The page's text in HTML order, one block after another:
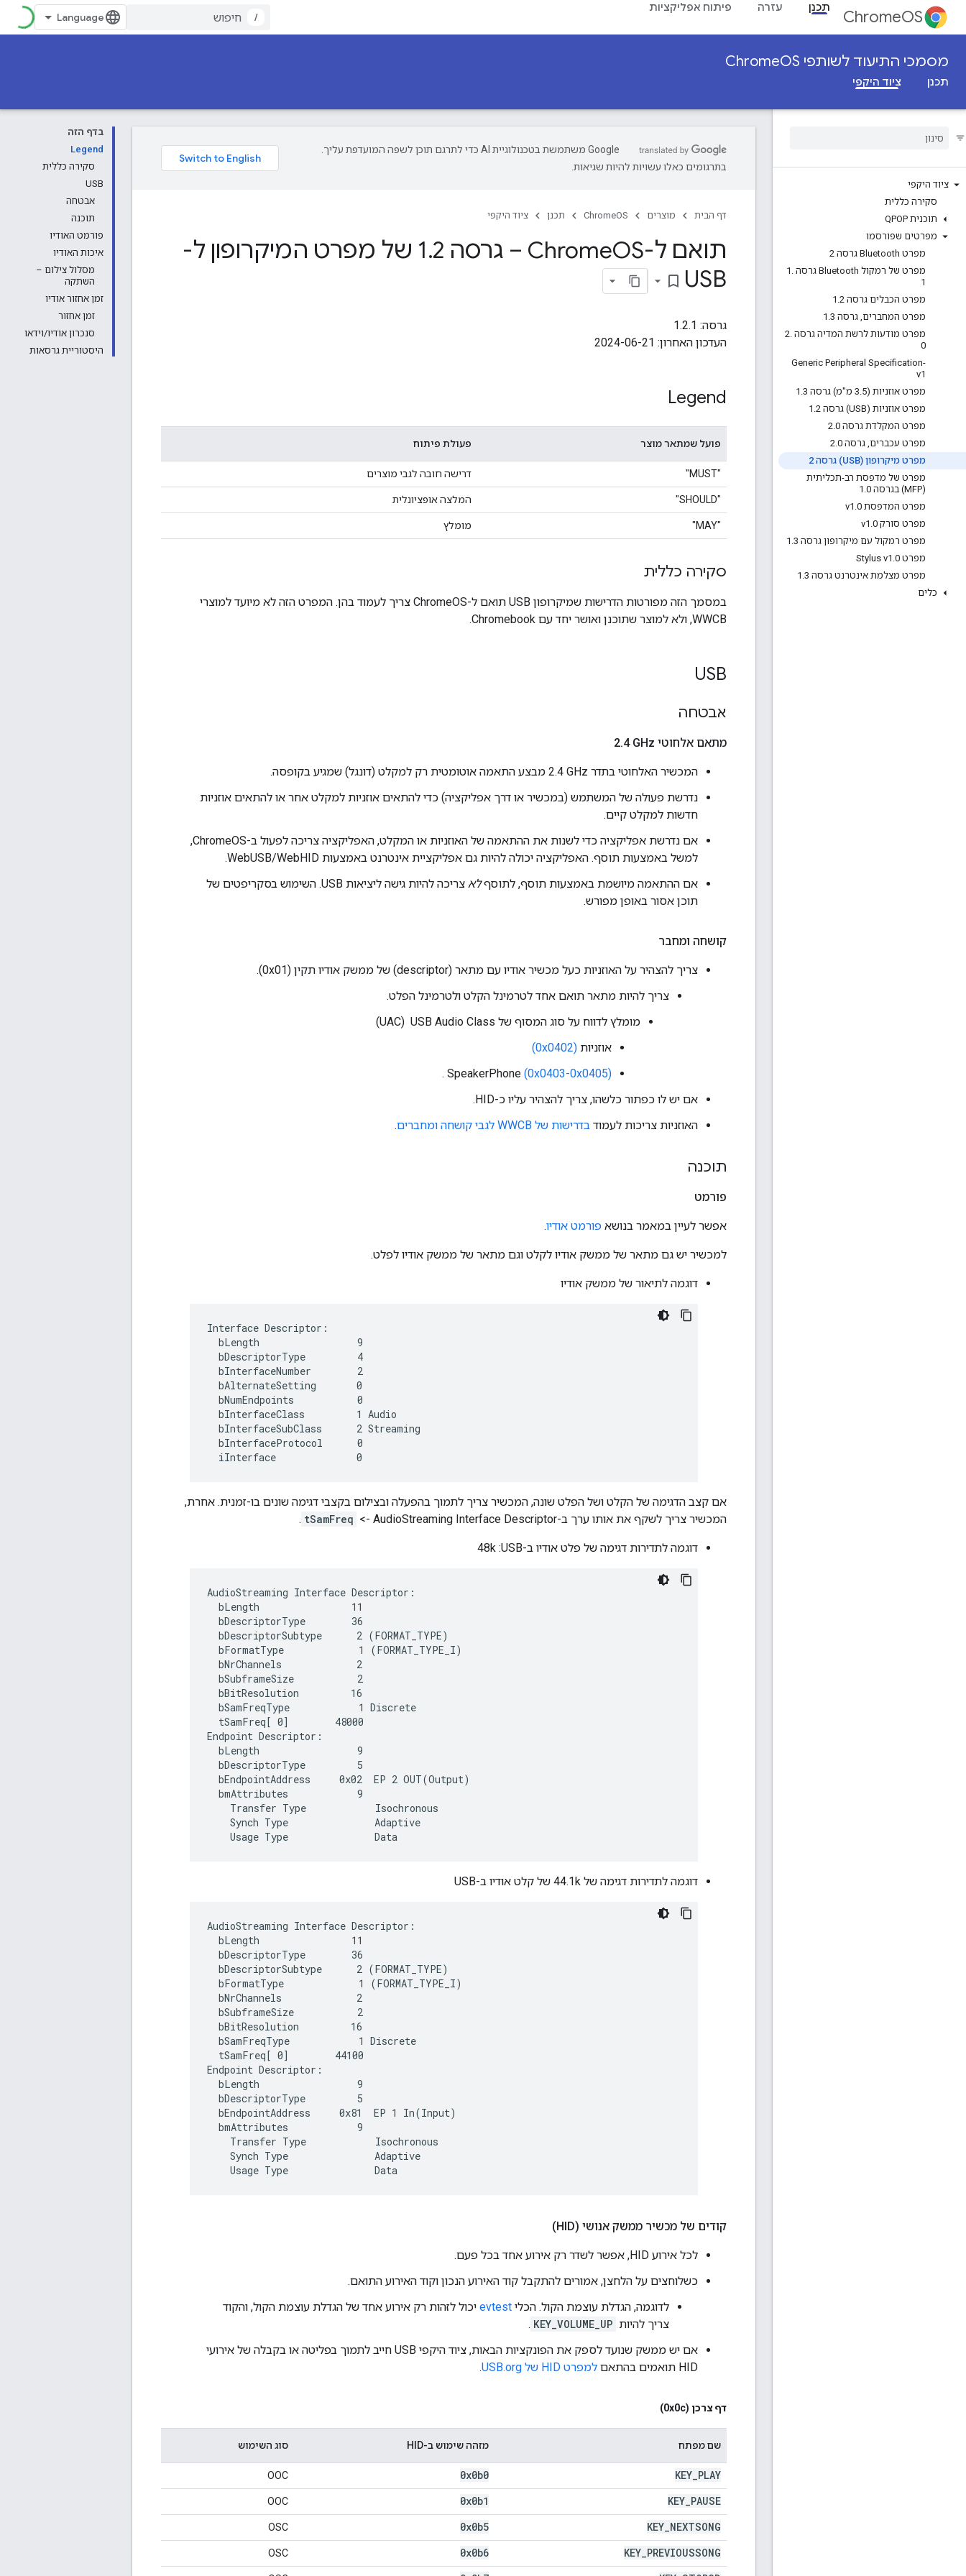
ChromeOS תכנן עזרה פיתוח אפליקציות
/
מסמכי התיעוד לשותפי ChromeOS
תכנן ציוד היקפי
ציוד היקפי
סקירה כללית
תוכנית QPOP
מפרטים שפורסמו
מפרט Bluetooth גרסה 2
מפרט של רמקול Bluetooth גרסה 1
.
1
מפרט הכבלים גרסה 1
.2
מפרט המחברים, גרסה 1 .3
מפרט מודעות לרשת המדיה גרסה 2 .
0
Generic Peripheral Specification-
v1
מפרט אוזניות (3 .5 מ"מ) גרסה 1 .3
מפרט אוזניות (USB) גרסה 1
.2
מפרט המקלדת גרסה 2
.0
מפרט עכברים, גרסה 2 .0
מפרט מיקרופון (USB) גרסה 2
מפרט של מדפסת רב-תכליתית
(MFP) בגרסה 1
.0
מפרט המדפסת v1
.0
מפרט סורק v1
.0
מפרט רמקול עם מיקרופון גרסה 1
.3
מפרט Stylus v1
.0
מפרט מצלמת אינטרנט גרסה 1
.3
כלים
בדף הזה
Legend
סקירה כללית
USB
אבטחה
תוכנה
פורמט האודיו
איכות האודיו
מסלול צילום –
השתקה
זמן אחזור אודיו
זמן אחזור
סנכרון אודיו/וידאו
היסטוריית גרסאות
‫Google משתמשת בטכנולוגיית AI כדי לתרגם תוכן לשפה המועדפת עליך.
בתרגומים כאלו עשויות להיות שגיאות.
דף הבית מוצרים ChromeOS תכנן ציוד היקפי
תואם ל-ChromeOS – גרסה 1 .
2 של מפרט המיקרופון ל-
USB
bookmark_border
גרסה: 1.2.1
העדכון האחרון: 2024-06-21
Legend
פועל שמתאר מוצר פעולת פיתוח
"MUST" דרישה חובה לגבי מוצרים
"SHOULD" המלצה אופציונלית
"MAY" מומלץ
סקירה כללית
במסמך הזה מפורטות הדרישות שמיקרופון USB תואם ל-ChromeOS צריך לעמוד בהן. המפרט הזה לא מיועד למוצרי
WWCB, ולא למוצר שתוכנן ואושר יחד עם Chromebook.
USB
אבטחה
מתאם אלחוטי ‎2 .4 GHz
המכשיר האלחוטי בתדר ‎2.4 GHz מבצע התאמה אוטומטית רק למקלט (דונגל) שמגיע בקופסה.
נדרשת פעולה של המשתמש (במכשיר או דרך אפליקציה) כדי להתאים אוזניות למקלט אחר או להתאים אוזניות
חדשות למקלט קיים.
אם נדרשת אפליקציה כדי לשנות את ההתאמה של האוזניות או המקלט, האפליקציה צריכה לפעול ב-ChromeOS,
למשל באמצעות תוסף. האפליקציה יכולה להיות גם אפליקציית אינטרנט באמצעות WebUSB/WebHID.
אם ההתאמה מיושמת באמצעות תוסף, לתוסףלא
צריכה להיות גישה ליציאות USB. השימוש בסקריפטים של
תוכן אסור באופן מפורש.
קושחה ומחבר
צריך להצהיר על האוזניות כעל מכשיר אודיו עם מתאר (descriptor) של ממשק אודיו תקין (0x01).
צריך להיות מתאר תואם אחד לטרמינל הקלט ולטרמינל הפלט.
מומלץ לדווח על סוג המסוף של USB Audio Class ‏ (UAC)
אוזניות (0x0402)
SpeakerPhone (0x0403-0x0405)
.
אם יש לו כפתור כלשהו, צריך להצהיר עליו כ-HID.
האוזניות צריכות לעמוד בדרישות של WWCB לגבי קושחה ומחברים .
תוכנה
פורמט
אפשר לעיין במאמר בנושא פורמט אודיו.
למכשיר יש גם מתאר של ממשק אודיו לקלט וגם מתאר של ממשק אודיו לפלט.
דוגמה לתיאור של ממשק אודיו
Interface Descriptor:
  bLength                 9
  bDescriptorType         4
  bInterfaceNumber        2
  bAlternateSetting       0
  bNumEndpoints           0
  bInterfaceClass         1 Audio
  bInterfaceSubClass      2 Streaming
  bInterfaceProtocol      0
אם קצב הדגימה של הקלט ושל הפלט שונה, המכשיר צריך לתמוך בהפעלה ובצילום בקצבי דגימה שונים בו-זמנית. אחרת,
המכשיר צריך לשקף את אותו ערך ב-AudioStreaming Interface Descriptor ->
tSamFreq
.
דוגמה לתדירות דגימה של פלט אודיו ב-USB‏: 48k
AudioStreaming Interface Descriptor:
  bLength                11
  bDescriptorType        36
  bDescriptorSubtype      2 (FORMAT_TYPE)
  bFormatType             1 (FORMAT_TYPE_I)
  bNrChannels             2
  bSubframeSize           2
  bBitResolution         16
  bSamFreqType            1 Discrete
  tSamFreq[ 0]        48000
Endpoint Descriptor:
  bLength                 9
  bDescriptorType         5
  bEndpointAddress     0x02  EP 2 OUT(Output)
  bmAttributes            9
    Transfer Type            Isochronous
    Synch Type               Adaptive
דוגמה לתדירות דגימה של 44.1k של קלט אודיו ב-USB
AudioStreaming Interface Descriptor:
  bLength                11
  bDescriptorType        36
  bDescriptorSubtype      2 (FORMAT_TYPE)
  bFormatType             1 (FORMAT_TYPE_I)
  bNrChannels             2
  bSubframeSize           2
  bBitResolution         16
  bSamFreqType            1 Discrete
  tSamFreq[ 0]        44100
Endpoint Descriptor:
  bLength                 9
  bDescriptorType         5
  bEndpointAddress     0x81  EP 1 In(Input)
  bmAttributes            9
    Transfer Type            Isochronous
    Synch Type               Adaptive
קודים של מכשיר ממשק אנושי (HID)
לכל אירוע HID, אפשר לשדר רק אירוע אחד בכל פעם.
כשלוחצים על הלחצן, אמורים להתקבל קוד האירוע הנכון וקוד האירוע התואם.
לדוגמה, הגדלת עוצמת הקול. הכלי evtest יכול לזהות רק אירוע אחד של הגדלת עוצמת הקול, והקוד
צריך להיות KEY_VOLUME_UP
.
אם יש ממשק שנועד לספק את הפונקציות הבאות, ציוד היקפי USB חייב לתמוך בפליטה או בקבלה של אירועי
HID תואמים בהתאם
למפרט HID של USB.org .
דף צרכן (0x0c)
שם מפתח מזהה שימוש ב-HID סוג השימוש
KEY PLAY
0x0b0
OOC
KEY PAUSE
0x0b1
OOC
KEY NEXTSONG
0x0b5
OSC
KEY PREVIOUSSONG
0x0b6
OSC